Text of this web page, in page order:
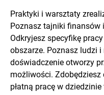
Praktyki i warsztaty
Poznasz tajniki finansów
Odkryjesz specyfikę
obszarze. Poznasz ludzi
doświadczenie otworzy
możliwości.
płatną pracę w